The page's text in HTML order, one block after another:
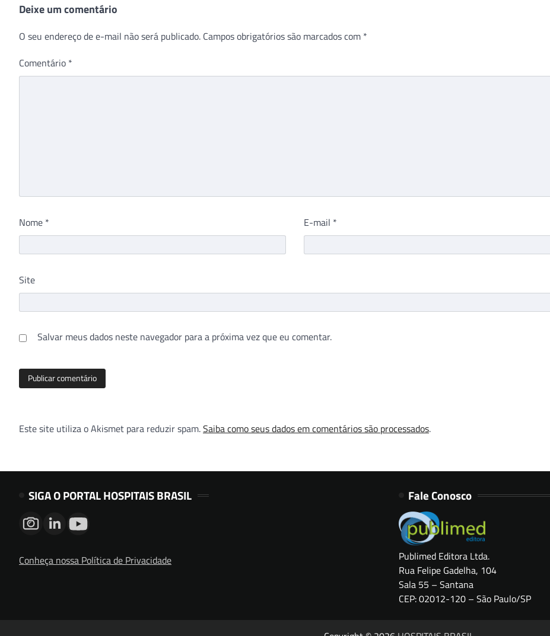
Deixe um comentário
O seu endereço de e-mail não será publicado. Campos obrigatórios são marcados com *
Comentário *
Nome * E-mail *
Site
Salvar meus dados neste navegador para a próxima vez que eu comentar.
Este site utiliza o Akismet para reduzir spam.Saiba como seus dados em comentários são processados.
SIGA O PORTAL HOSPITAIS BRASIL
Conheça nossa Política de Privacidade
Fale Conosco
Publimed Editora Ltda.
Rua Felipe Gadelha, 104
Sala 55 – Santana
CEP: 02012-120 – São Paulo/SP